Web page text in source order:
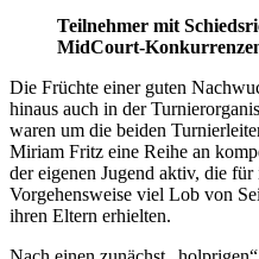
Teilnehmer mit
MidCourt-
Die Früchte einer guten
hinaus auch in der
waren um die beiden
Miriam Fritz eine Reihe an
der eigenen Jugend aktiv, die
Vorgehensweise viel Lob von
ihren Eltern erhielten.